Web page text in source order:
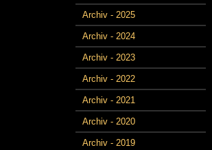
Archiv - 2025
Archiv - 2024
Archiv - 2023
Archiv - 2022
Archiv - 2021
Archiv - 2020
Archiv - 2019